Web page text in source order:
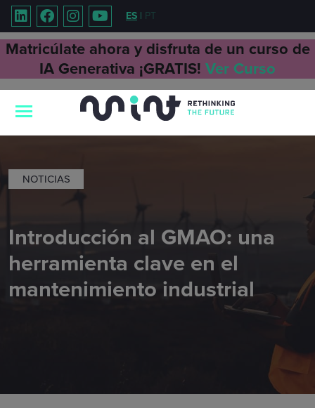
ES | PT
Matricúlate ahora y disfruta de un curso de
IA Generativa ¡GRATIS! Ver Curso
NOTICIAS
Introducción al GMAO: una
herramienta clave en el
mantenimiento industrial